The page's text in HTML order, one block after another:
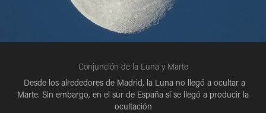
Conjunción de la Luna y Marte
Desde los alrededores de Madrid, la Luna no llegó a ocultar a
Marte. Sin embargo, en el sur de España sí se llegó a producir la
ocultación